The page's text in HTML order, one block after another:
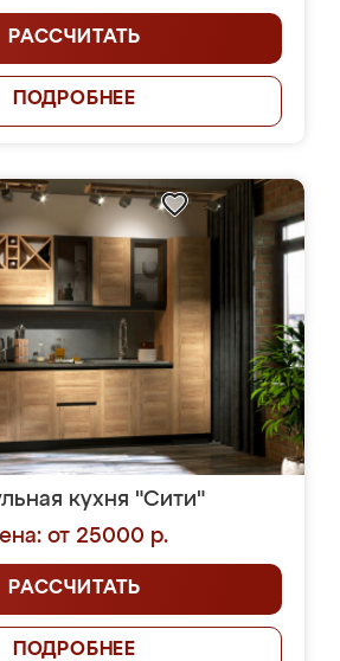
РАССЧИТАТЬ
ПОДРОБНЕЕ
кухня "Сити"
от 25000 р.
РАССЧИТАТЬ
ПОДРОБНЕЕ